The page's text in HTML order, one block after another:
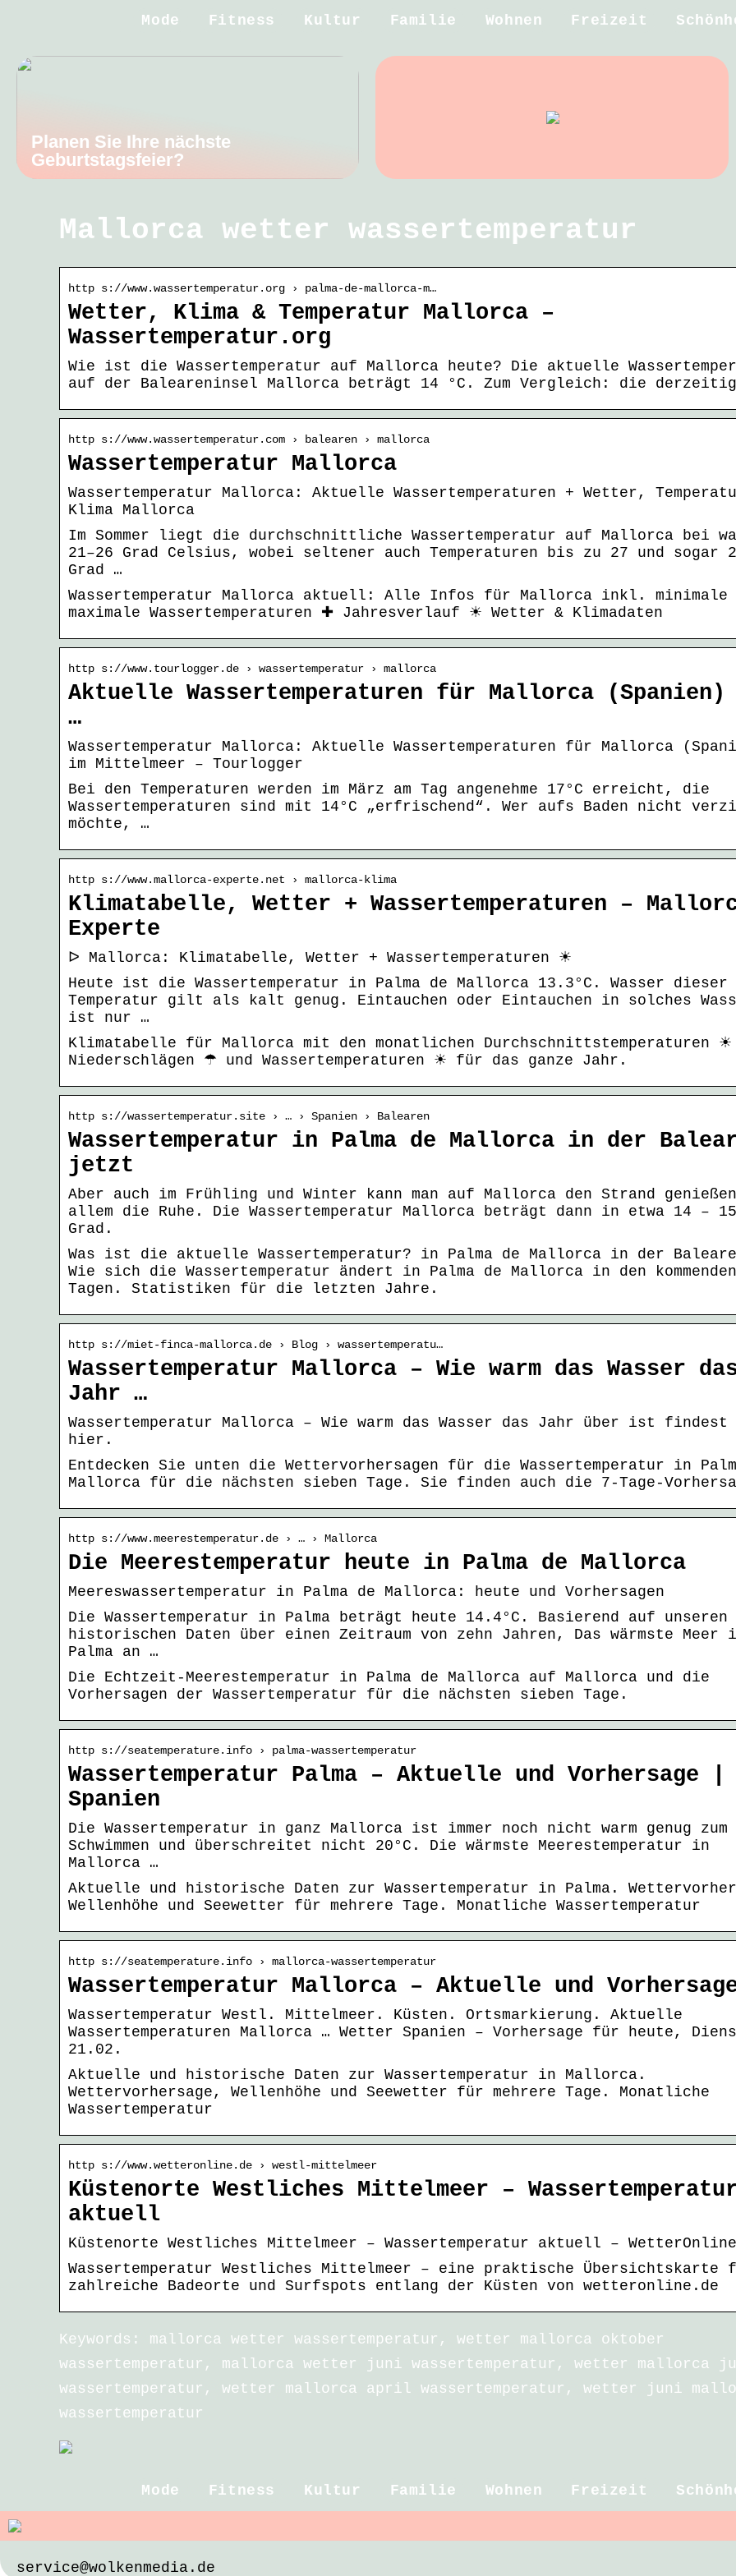
Mode Fitness Kultur Familie Wohnen Freizeit
Planen Sie Ihre nächste
Geburtstagsfeier?
Mallorca wetter wassertemperatur
http s://www.wassertemperatur.org › palma-de-mallorca-m…
Wetter, Klima & Temperatur Mallorca –
Wassertemperatur.org
Wie ist die Wassertemperatur auf Mallorca heute? Die aktuelle
auf der Baleareninsel Mallorca beträgt 14 °C. Zum Vergleich: die
http s://www.wassertemperatur.com › balearen › mallorca
Wassertemperatur Mallorca
Wassertemperatur Mallorca: Aktuelle Wassertemperaturen + Wetter,
Klima Mallorca
Im Sommer liegt die durchschnittliche Wassertemperatur auf Mallorca bei
21–26 Grad Celsius, wobei seltener auch Temperaturen bis zu 27 und sogar
Grad …
Wassertemperatur Mallorca aktuell: Alle Infos für Mallorca inkl. minimale
maximale Wassertemperaturen ✚ Jahresverlauf ☀ Wetter & Klimadaten
http s://www.tourlogger.de › wassertemperatur › mallorca
Aktuelle Wassertemperaturen für Mallorca (Spanien)
…
Wassertemperatur Mallorca: Aktuelle Wassertemperaturen für Mallorca
im Mittelmeer – Tourlogger
Bei den Temperaturen werden im März am Tag angenehme 17°C erreicht, die
Wassertemperaturen sind mit 14°C „erfrischend“. Wer aufs Baden nicht
möchte, …
http s://www.mallorca-experte.net › mallorca-klima
Klimatabelle, Wetter + Wassertemperaturen –
Experte
ᐅ Mallorca: Klimatabelle, Wetter + Wassertemperaturen ☀
Heute ist die Wassertemperatur in Palma de Mallorca 13.3°C. Wasser dieser
Temperatur gilt als kalt genug. Eintauchen oder Eintauchen in solches
ist nur …
Klimatabelle für Mallorca mit den monatlichen Durchschnittstemperaturen ☀
Niederschlägen ☂ und Wassertemperaturen ☀ für das ganze Jahr.
http s://wassertemperatur.site › … › Spanien › Balearen
Wassertemperatur in Palma de Mallorca in der
jetzt
Aber auch im Frühling und Winter kann man auf Mallorca den Strand
allem die Ruhe. Die Wassertemperatur Mallorca beträgt dann in etwa 14 – 15
Grad.
Was ist die aktuelle Wassertemperatur? in Palma de Mallorca in der
Wie sich die Wassertemperatur ändert in Palma de Mallorca in den kommenden
Tagen. Statistiken für die letzten Jahre.
http s://miet-finca-mallorca.de › Blog › wassertemperatu…
Wassertemperatur Mallorca – Wie warm das Wasser
Jahr …
Wassertemperatur Mallorca – Wie warm das Wasser das Jahr über ist findest
hier.
Entdecken Sie unten die Wettervorhersagen für die Wassertemperatur in
Mallorca für die nächsten sieben Tage. Sie finden auch die 7-Tage-
http s://www.meerestemperatur.de › … › Mallorca
Die Meerestemperatur heute in Palma de Mallorca
Meereswassertemperatur in Palma de Mallorca: heute und Vorhersagen
Die Wassertemperatur in Palma beträgt heute 14.4°C. Basierend auf unseren
historischen Daten über einen Zeitraum von zehn Jahren, Das wärmste Meer
Palma an …
Die Echtzeit-Meerestemperatur in Palma de Mallorca auf Mallorca und die
Vorhersagen der Wassertemperatur für die nächsten sieben Tage.
http s://seatemperature.info › palma-wassertemperatur
Wassertemperatur Palma – Aktuelle und Vorhersage |
Spanien
Die Wassertemperatur in ganz Mallorca ist immer noch nicht warm genug zum
Schwimmen und überschreitet nicht 20°C. Die wärmste Meerestemperatur in
Mallorca …
Aktuelle und historische Daten zur Wassertemperatur in Palma.
Wellenhöhe und Seewetter für mehrere Tage. Monatliche Wassertemperatur
http s://seatemperature.info › mallorca-wassertemperatur
Wassertemperatur Mallorca – Aktuelle und
Wassertemperatur Westl. Mittelmeer. Küsten. Ortsmarkierung. Aktuelle
Wassertemperaturen Mallorca … Wetter Spanien – Vorhersage für heute,
21.02.
Aktuelle und historische Daten zur Wassertemperatur in Mallorca.
Wettervorhersage, Wellenhöhe und Seewetter für mehrere Tage. Monatliche
Wassertemperatur
http s://www.wetteronline.de › westl-mittelmeer
Küstenorte Westliches Mittelmeer –
aktuell
Küstenorte Westliches Mittelmeer – Wassertemperatur aktuell – WetterOnline
Wassertemperatur Westliches Mittelmeer – eine praktische Übersichtskarte
zahlreiche Badeorte und Surfspots entlang der Küsten von wetteronline.de
Keywords: mallorca wetter wassertemperatur, wetter mallorca oktober
wassertemperatur, mallorca wetter juni wassertemperatur, wetter mallorca
wassertemperatur, wetter mallorca april wassertemperatur, wetter juni
wassertemperatur
Mode Fitness Kultur Familie Wohnen Freizeit
service@wolkenmedia.de